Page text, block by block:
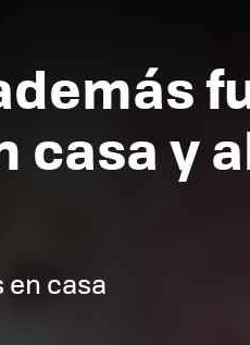
casa y
casa